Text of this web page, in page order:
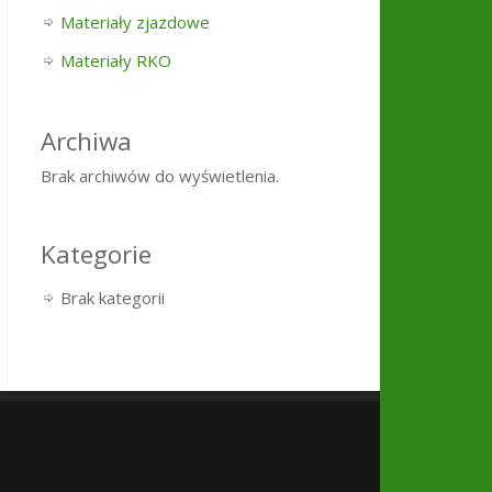
Materiały zjazdowe
Materiały RKO
Archiwa
Brak archiwów do wyświetlenia.
Kategorie
Brak kategorii